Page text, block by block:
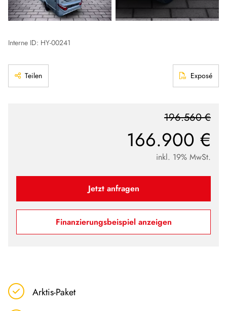
Interne ID: HY-00241
Teilen Exposé
166.900 €
196.560 €
inkl. 19% MwSt.
Jetzt anfragen
Finanzierungsbeispiel anzeigen
Arktis-Paket